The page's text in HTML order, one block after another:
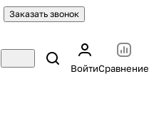
Заказать звонок
ВойтиСравнение